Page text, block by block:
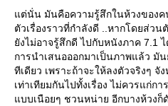
ต่นั่น มันคือความรู้สึกในห้วงของค
ตัวเรื่องราวที่กำลังดี ..หากโดยส่ว
งไม่อาจรู้สึกดี ไปกับหนังภาค 7.1 ไ
การนำเสนอออกมาเป็นภาพแล้ว มั
ทีเดียว เพราะถ้าจะให้ลงตัวจริงๆ จั
เท่าเทียมกันไปทั้งเรื่อง ไม่ควรแก่ก
บบเนือยๆ ชวนหน่าย อีกบางห้วงก็